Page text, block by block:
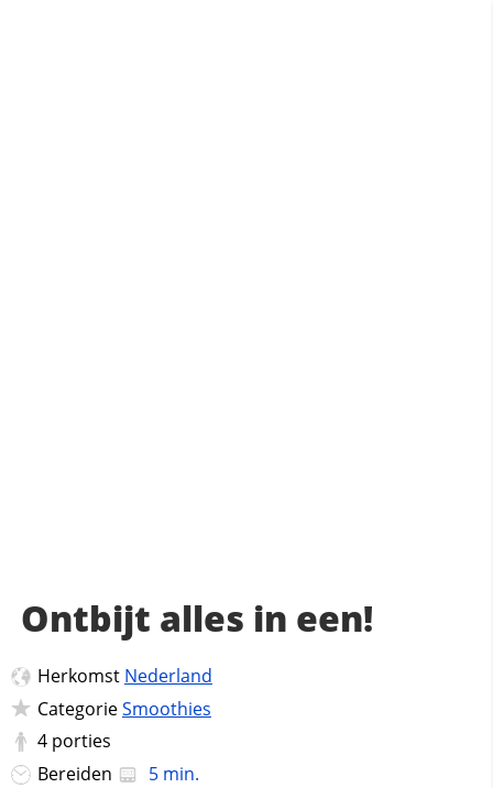
Ontbijt alles in een!
Herkomst Nederland
CategorieSmoothies
4 porties
Bereiden
5 min.